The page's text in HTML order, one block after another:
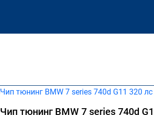
Чип тюнинг BMW 7 series 740d